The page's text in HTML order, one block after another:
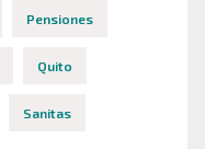
Pensiones
Quito
Sanitas